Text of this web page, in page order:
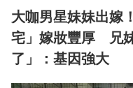
大咖男星妹妹出嫁
宅」嫁妝豐厚 兄
了」：基因強大